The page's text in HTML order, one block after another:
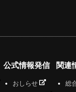
公式情報発信
おしらせ
関連
総